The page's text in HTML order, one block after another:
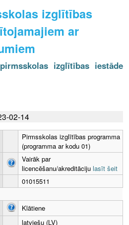
izglītības
ar
izglītības iestāde
02-14
Pirmsskolas izglītības programma
(programma ar kodu 01)
Vairāk par
licencēšanu/akreditāciju lasīt šeit
01015511
Klātiene
latviešu (LV)